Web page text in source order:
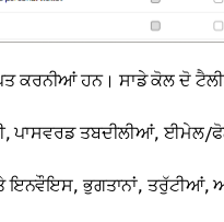
ਕਰਨੀਆਂ ਹਨ। ਸਾਡੇ ਕੋਲ ਦੋ
ਪਾਸਵਰਡ ਤਬਦੀਲੀਆਂ, ਈਮੇਲ/
ਇਨਵੌਇਸ, ਭੁਗਤਾਨਾਂ, ਤਰੁੱਟੀਆਂ,